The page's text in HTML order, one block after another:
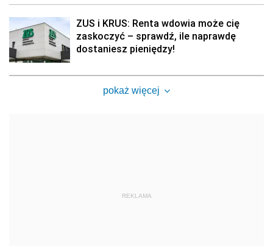
ZUS i KRUS: Renta wdowia może cię
zaskoczyć – sprawdź, ile naprawdę
dostaniesz pieniędzy!
pokaż więcej
REKLAMA